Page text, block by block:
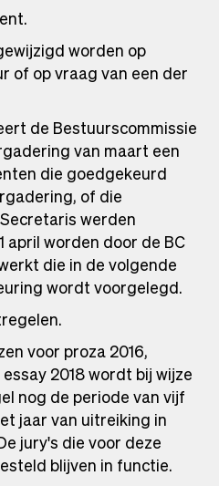
worden op
of op vraag van een der
de Bestuurscommissie
van maart een
die goedgekeurd
of die
werden
worden door de BC
die in de volgende
wordt voorgelegd.
voor proza 2016,
2018 wordt bij wijze
nog de periode van vijf
jaar van uitreiking in
jury's die voor deze
blijven in functie.